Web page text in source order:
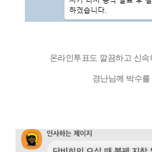
온라인투표도 깔끔하고 신
경난님께 박수를